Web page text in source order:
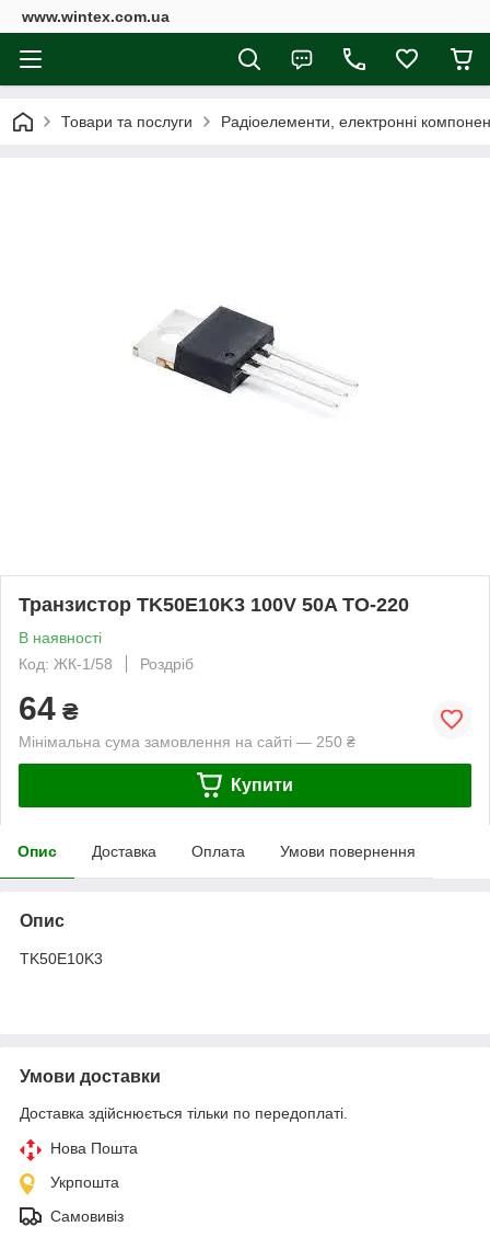
www.wintex.com.ua
Товари та послуги Радіоелементи, електронні
Транзистор TK50E10K3 100V 50A TO-220
В наявності
Код: ЖК-1/58
Роздріб
64 ₴
Мінімальна сума замовлення на сайті — 250 ₴
Купити
Опис Доставка Оплата Умови повернення
Опис
TK50E10K3
Умови доставки
Доставка здійснюється тільки по передоплаті.
Нова Пошта
Укрпошта
Самовивіз